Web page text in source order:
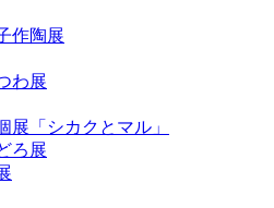
作陶展
わ展
展「シカクとマル」
ろ展